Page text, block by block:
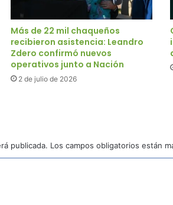
Más de 22 mil chaqueños
recibieron asistencia: Leandro
Zdero confirmó nuevos
operativos junto a Nación
2 de julio de 2026
publicada. Los campos obligatorios están